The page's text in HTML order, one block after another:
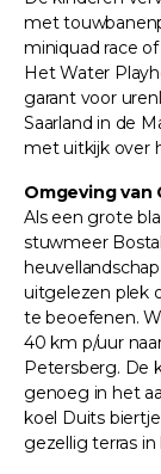
met
miniquad race
Het Water
garant voor
Saarland in de
met uitkijk over
Omgeving van
Als een grote
stuwmeer
uitgelezen plek
te beoefenen.
40 km p/uur
Petersberg. De
genoeg in het
koel Duits
gezellig terras